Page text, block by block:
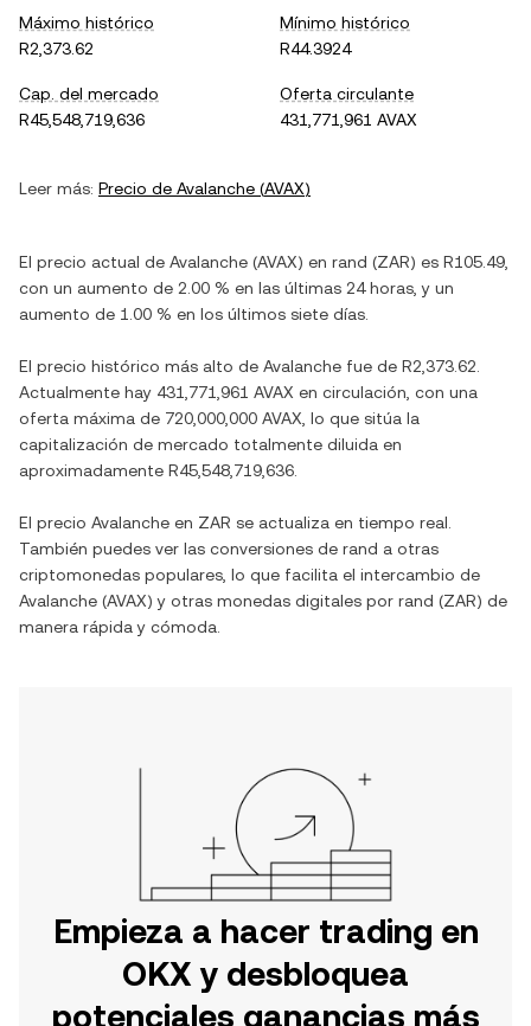
Máximo histórico
R2,373.62
Mínimo histórico
R44.3924
Cap. del mercado
R45,548,719,636
Oferta circulante
431,771,961 AVAX
Leer más: Precio de Avalanche (AVAX)
El precio actual de Avalanche (AVAX) en rand (ZAR) es R105.49
con un aumento de 2.00 % en las últimas 24 horas, y un
aumento de 1.00 % en los últimos siete días.
El precio histórico más alto de Avalanche fue de R2,373.62
Actualmente hay 431,771,961 AVAX en circulación, con una
oferta máxima de 720,000,000 AVAX , lo que sitúa la
capitalización de mercado totalmente diluida en
aproximadamente R45,548,719,636
El precio Avalanche en ZAR se actualiza en tiempo real.
También puedes ver las conversiones de rand a otras
criptomonedas populares, lo que facilita el intercambio de
Avalanche (AVAX) y otras monedas digitales por rand (ZAR) de
manera rápida y cómoda.
Empieza a hacer trading en
OKX y desbloquea
potenciales ganancias más